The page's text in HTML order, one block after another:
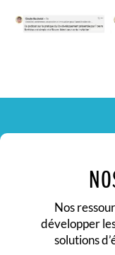
Nos
développer
solutions